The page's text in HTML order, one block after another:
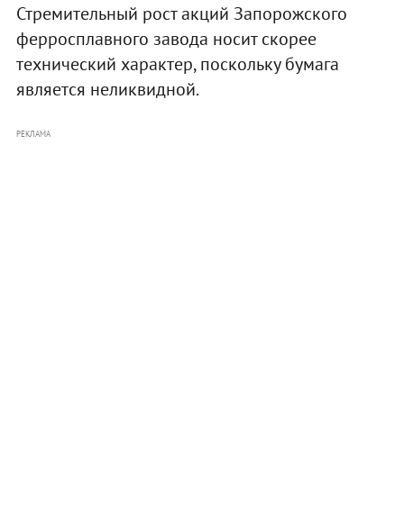
Стремительный рост акций Запорожского
ферросплавного завода носит скорее
технический характер, поскольку бумага
является неликвидной.
РЕКЛАМА